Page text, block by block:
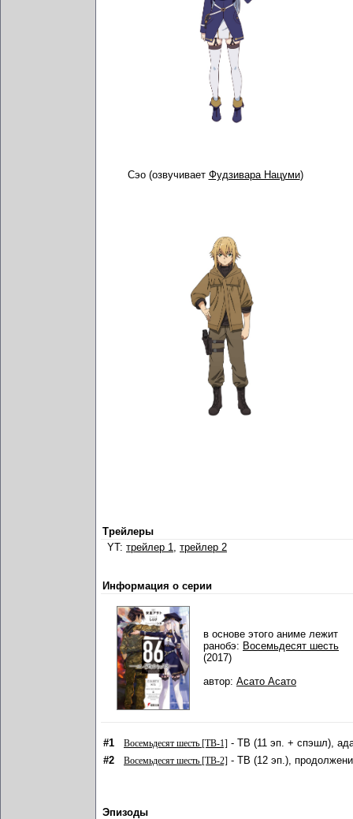
Сэо (озвучивает Фудзивара Нацуми)
Трейлеры
YT: трейлер 1, трейлер 2
Информация о серии
в основе этого аниме лежит
ранобэ: Восемьдесят шесть
(2017)
автор: Асато Асато
#1 Восемьдесят шесть [ТВ-1] - ТВ (11 эп. + спэшл),
#2
Восемьдесят шесть [ТВ-2] - ТВ (12 эп.),
Эпизоды